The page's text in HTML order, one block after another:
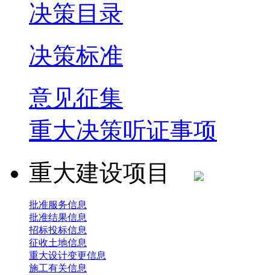
决策目录
决策标准
意见征集
重大决策听证事项
重大建设项目
批准服务信息
批准结果信息
招标投标信息
征收土地信息
重大设计变更信息
施工有关信息